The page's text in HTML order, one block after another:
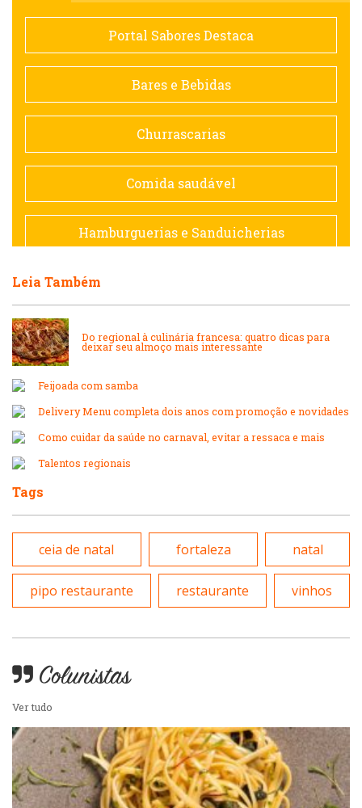
Comida saudável
Contemporânea
Doceria
Espanhola
Francesa
Lanchonetes
Padarias e Confeitarias
Pizzarias
Sobremesas e sorvetes
Portal Sabores Destaca
Bares e Bebidas
Churrascarias
Comida saudável
Hamburguerias e Sanduicherias
Lanchonetes
Padarias e Confeitarias
Pizzarias
Portuguesa
Leia Também
Do regional à culinária francesa: quatro dicas para
deixar seu almoço mais interessante
Feijoada com samba
Delivery Menu completa dois anos com promoção e novidades
Como cuidar da saúde no carnaval, evitar a ressaca e mais
Talentos regionais
Tags
ceia de natal fortaleza natal
pipo restaurante restaurante vinhos
Colunistas
Ver tudo